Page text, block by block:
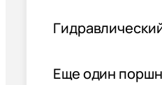
Еще один